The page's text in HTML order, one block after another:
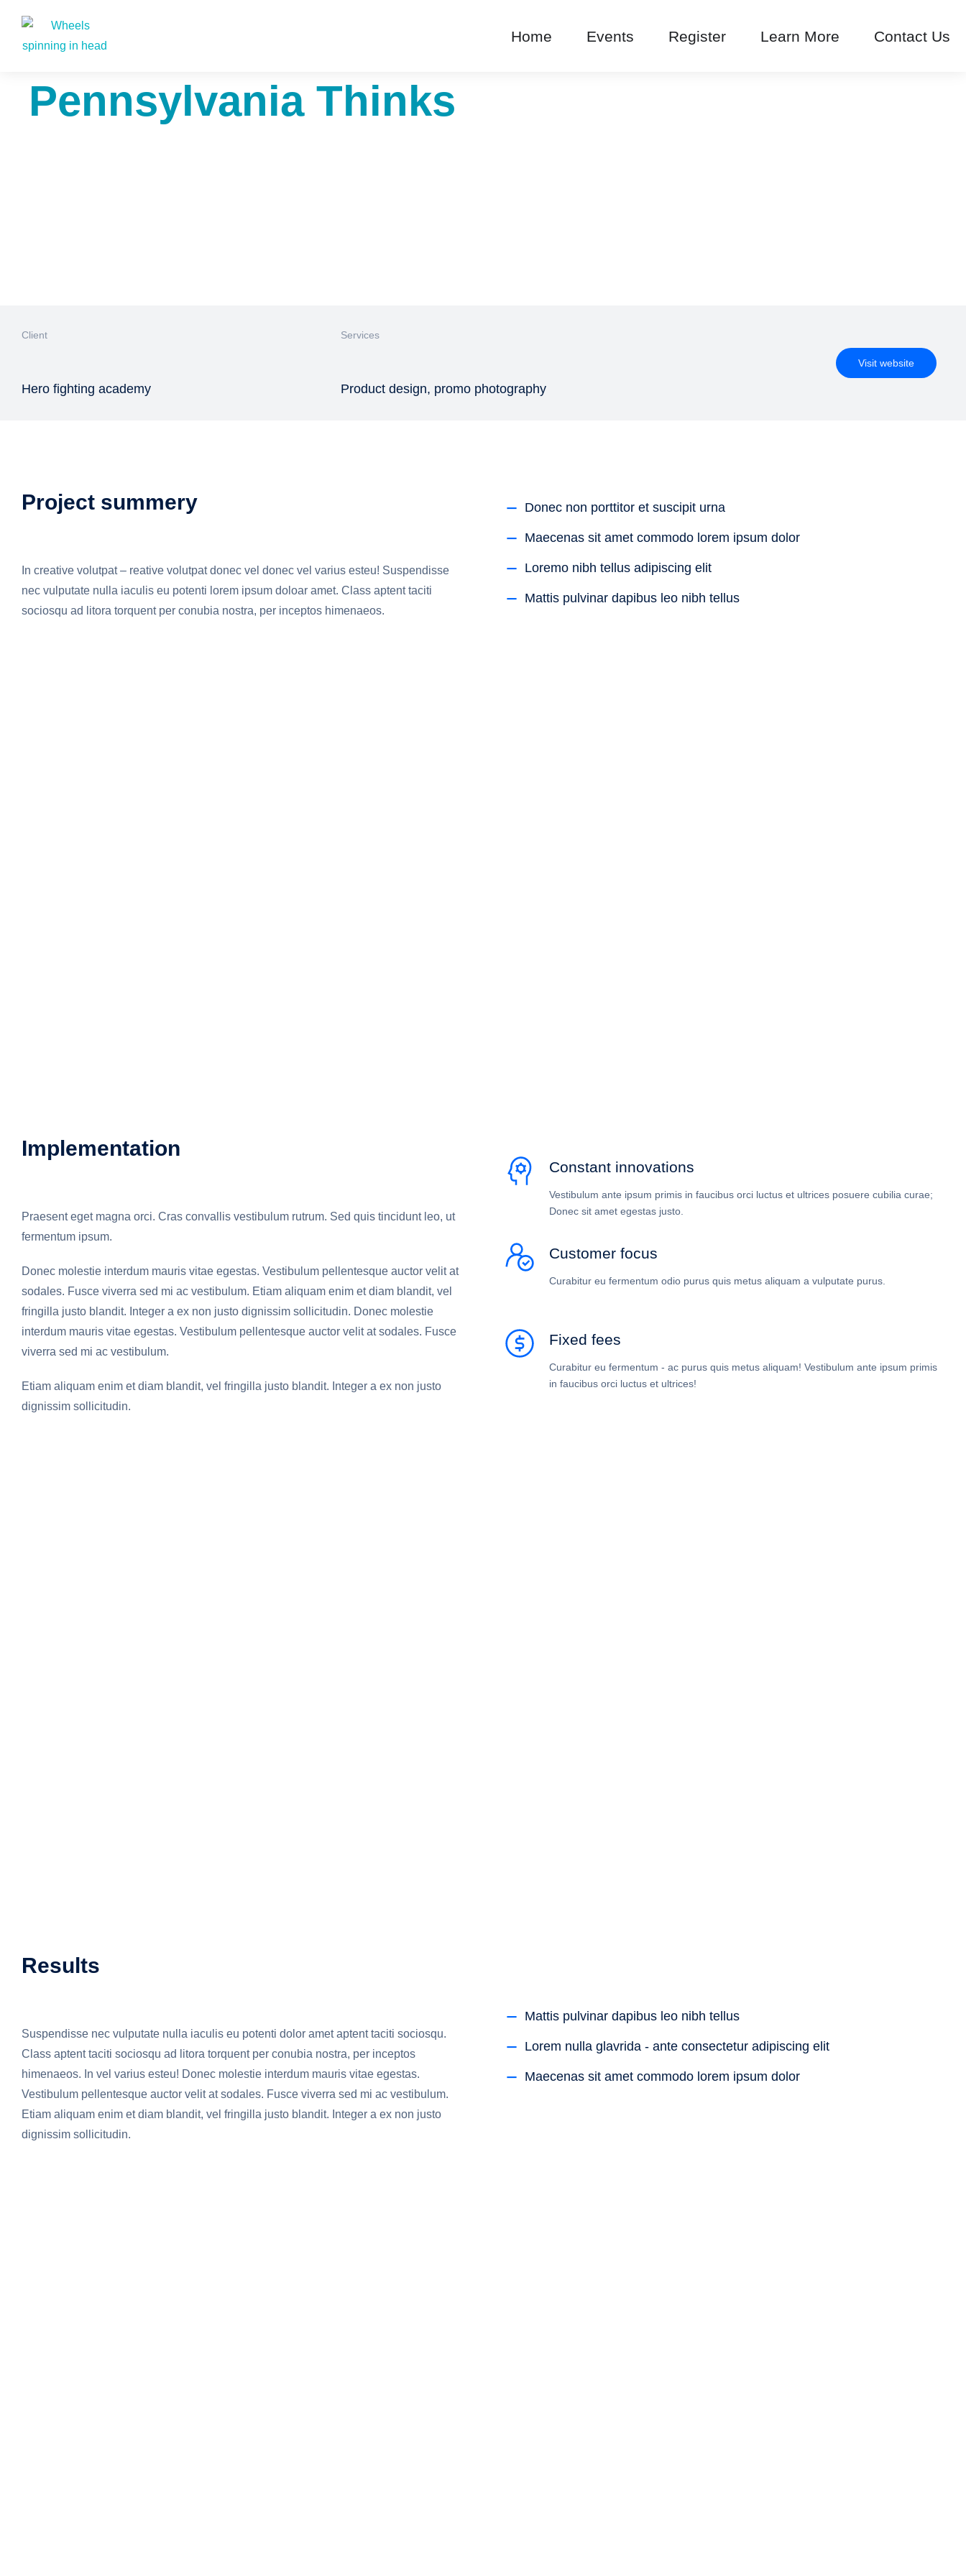
Home Events Register Learn More Contact Us
Pennsylvania Thinks
Client
Hero fighting academy
Services
Product design, promo photography
Visit website
Project summery
In creative volutpat – reative volutpat donec vel donec vel varius esteu! Suspendisse
nec vulputate nulla iaculis eu potenti lorem ipsum doloar amet. Class aptent taciti
sociosqu ad litora torquent per conubia nostra, per inceptos himenaeos.
Donec non porttitor et suscipit urna
Maecenas sit amet commodo lorem ipsum dolor
Loremo nibh tellus adipiscing elit
Mattis pulvinar dapibus leo nibh tellus
Implementation
Praesent eget magna orci. Cras convallis vestibulum rutrum. Sed quis tincidunt leo, ut
fermentum ipsum.
Donec molestie interdum mauris vitae egestas. Vestibulum pellentesque auctor velit at
sodales. Fusce viverra sed mi ac vestibulum. Etiam aliquam enim et diam blandit, vel
fringilla justo blandit. Integer a ex non justo dignissim sollicitudin. Donec molestie
interdum mauris vitae egestas. Vestibulum pellentesque auctor velit at sodales. Fusce
viverra sed mi ac vestibulum.
Etiam aliquam enim et diam blandit, vel fringilla justo blandit. Integer a ex non justo
dignissim sollicitudin.
Constant innovations
Vestibulum ante ipsum primis in faucibus orci luctus et ultrices posuere cubilia curae;
Donec sit amet egestas justo.
Customer focus
Curabitur eu fermentum odio purus quis metus aliquam a vulputate purus.
Fixed fees
Curabitur eu fermentum - ac purus quis metus aliquam! Vestibulum ante ipsum primis
in faucibus orci luctus et ultrices!
Results
Suspendisse nec vulputate nulla iaculis eu potenti dolor amet aptent taciti sociosqu.
Class aptent taciti sociosqu ad litora torquent per conubia nostra, per inceptos
himenaeos. In vel varius esteu! Donec molestie interdum mauris vitae egestas.
Vestibulum pellentesque auctor velit at sodales. Fusce viverra sed mi ac vestibulum.
Etiam aliquam enim et diam blandit, vel fringilla justo blandit. Integer a ex non justo
dignissim sollicitudin.
Mattis pulvinar dapibus leo nibh tellus
Lorem nulla glavrida - ante consectetur adipiscing elit
Maecenas sit amet commodo lorem ipsum dolor